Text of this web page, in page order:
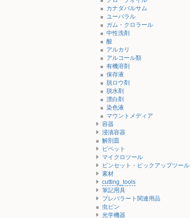
カナダバルサム
ユーパラル
ガム・クロラール
中性洗剤
酸
アルカリ
アルコール類
有機溶剤
保存液
脱ロウ剤
脱水剤
漂白剤
染色液
マウントメディア
容器
浸漬容器
解剖皿
ピペット
マイクロツール
ピンセット・ピックアップツール
素材
cutting_tools
筆記用具
プレパラート関連用品
虫ピン
光学機器